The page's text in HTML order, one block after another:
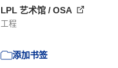
LPL 艺术馆 / OSA
工程
添加书签